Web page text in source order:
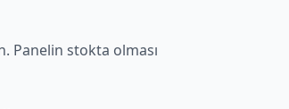
Panelin stokta olması